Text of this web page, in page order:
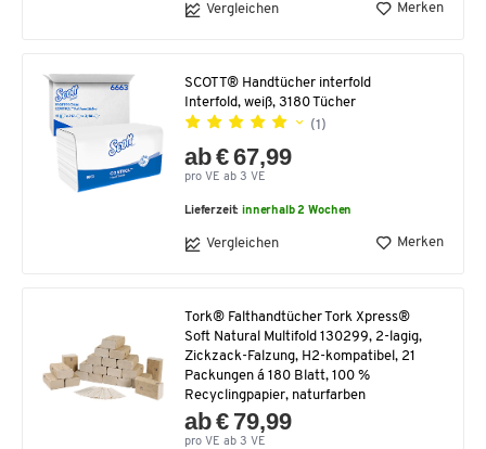
Vergleichen Merken
SCOTT® Handtücher interfold
Interfold, weiß, 3180 Tücher
(1)
ab € 67,99
pro VE ab 3 VE
Lieferzeit:innerhalb 2 Wochen
Vergleichen Merken
Tork® Falthandtücher Tork Xpress®
Soft Natural Multifold 130299, 2-lagig,
Zickzack-Falzung, H2-kompatibel, 21
Packungen á 180 Blatt, 100 %
Recyclingpapier, naturfarben
ab € 79,99
pro VE ab 3 VE